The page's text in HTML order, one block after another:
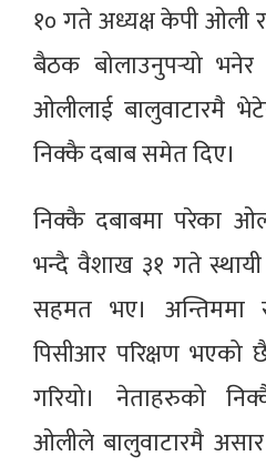
१० गते अध्यक्ष केपी ओली
बैठक बोलाउनुपर्‍यो भनेर
ओलीलाई बालुवाटारमै
निक्कै दबाब समेत दिए।
निक्कै दबाबमा परेका
भन्दै वैशाख ३१ गते
सहमत भए। अन्तिममा
पिसीआर परिक्षण भएको
गरियो। नेताहरुको
ओलीले बालुवाटारमै